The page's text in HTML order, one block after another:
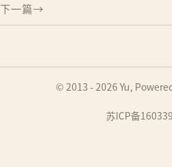
下一篇
© 2013 - 2026 Yu,
苏ICP备